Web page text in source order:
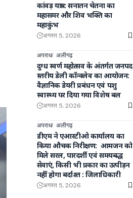
कांवड़ यात्रा : सनातन चेतना का
महासमर और शिव भक्ति का
महाकुंभ
अगस्त 5, 2026
अपराध अलीगढ़
दुग्ध स्वर्ण महोत्सव के अंतर्गत जनपद
स्तरीय डेली कॉन्क्लेव का आयोजन:
वैज्ञानिक डेयरी प्रबंधन एवं पशु
स्वास्थ्य पर दिया गया विशेष बल
अगस्त 5, 2026
अपराध अलीगढ़
डीएम ने एआरटीओ कार्यालय का
किया औचक निरीक्षण: आमजन को
मिले सरल, पारदर्शी एवं समयबद्ध
सेवाएं, किसी भी प्रकार का उत्पीड़न
नहीं होगा बर्दाश्त : जिलाधिकारी
अगस्त 5, 2026